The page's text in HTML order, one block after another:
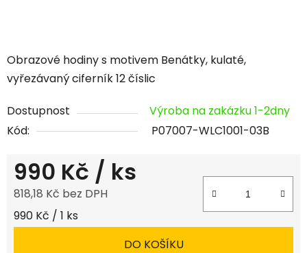
Obrazové hodiny s motivem Benátky, kulaté,
vyřezávaný ciferník 12 číslic
Dostupnost
Výroba na zakázku 1-2dny
Kód:
P07007-WLC1001-03B
990 Kč / ks
818,18 Kč bez DPH
Měrná cena:
990 Kč / 1 ks
DO KOŠÍKU